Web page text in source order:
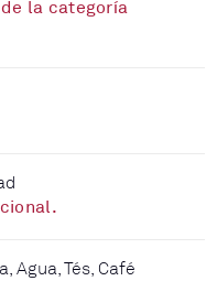
la categoría
Agua, Tés, Café